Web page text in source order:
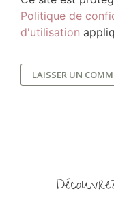
Politique de
d'utilisation